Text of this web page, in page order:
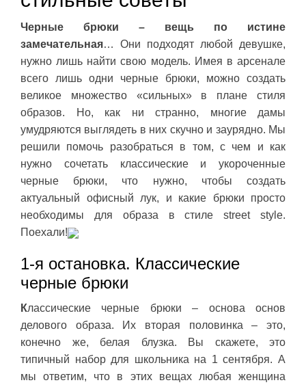
Черные брюки – вещь по истине
замечательная… Они подходят любой девушке,
нужно лишь найти свою модель. Имея в арсенале
всего лишь одни черные брюки, можно создать
великое множество «сильных» в плане стиля
образов. Но, как ни странно, многие дамы
умудряются выглядеть в них скучно и заурядно. Мы
решили помочь разобраться в том, с чем и как
нужно сочетать классические и укороченные
черные брюки, что нужно, чтобы создать
актуальный офисный лук, и какие брюки просто
необходимы для образа в стиле street style.
Поехали!
1-я остановка. Классические
черные брюки
Классические черные брюки – основа основ
делового образа. Их вторая половинка – это,
конечно же, белая блузка. Вы скажете, это
типичный набор для школьника на 1 сентября. А
мы ответим, что в этих вещах любая женщина